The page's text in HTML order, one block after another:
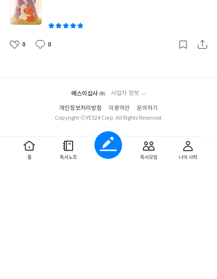
좋
0
댓
0
작
홈 독서노트 독서모임 나의 사락
예스이십사 ㈜ 사업자 정보
개인정보처리방침 이용약관
문의하기
Copyright ⓒYES24 Corp. All Rights Reserved.